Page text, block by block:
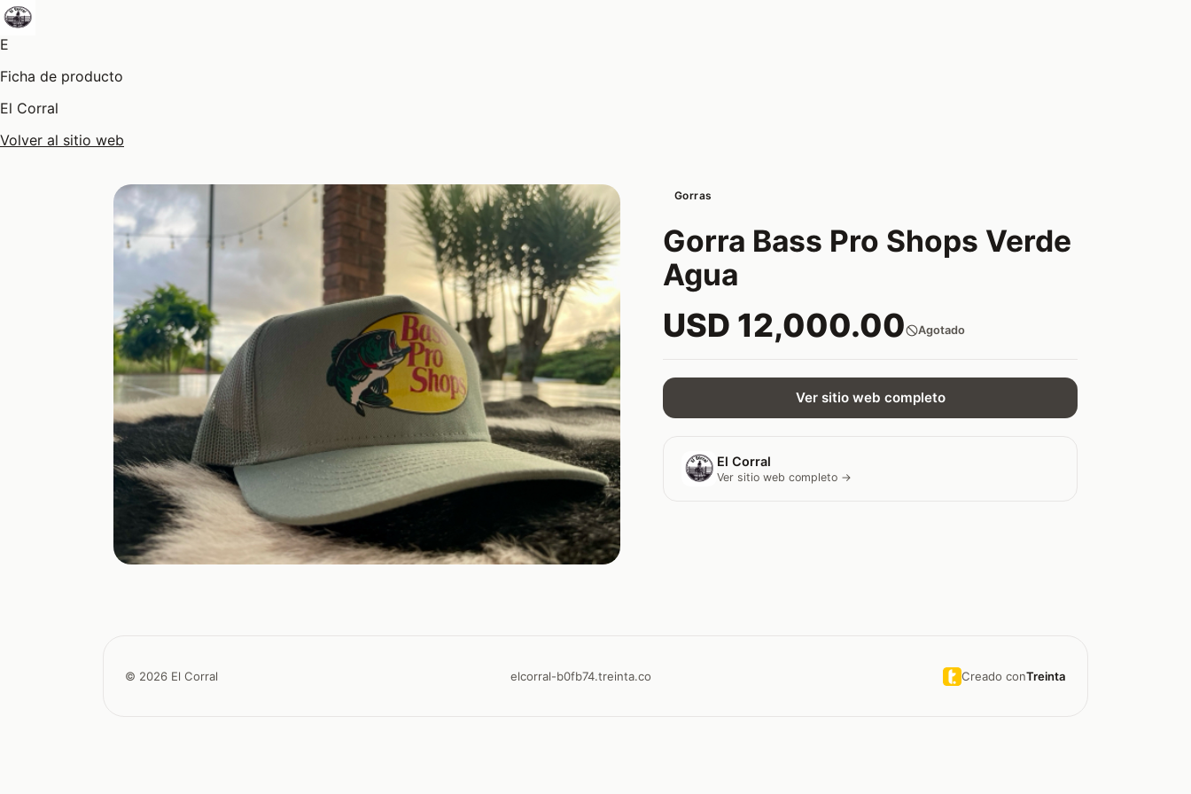
E
Ficha de producto
El Corral
Volver al sitio web
Gorras
Gorra Bass Pro Shops Verde
Agua
USD 12,000.00 Agotado
Ver sitio web completo
El Corral
Ver sitio web completo →
© 2026 El Corral elcorral-b0fb74.treinta.co Creado conTreinta